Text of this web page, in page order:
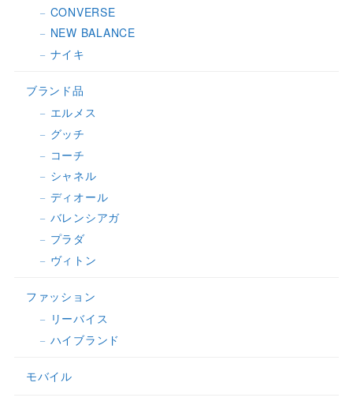
CONVERSE
NEW BALANCE
ナイキ
ブランド品
エルメス
グッチ
コーチ
シャネル
ディオール
バレンシアガ
プラダ
ヴィトン
ファッション
リーバイス
ハイブランド
モバイル